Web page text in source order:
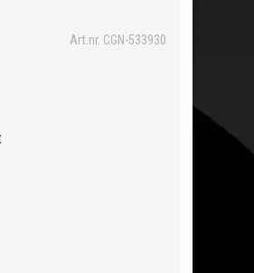
Art.nr. CGN-533930